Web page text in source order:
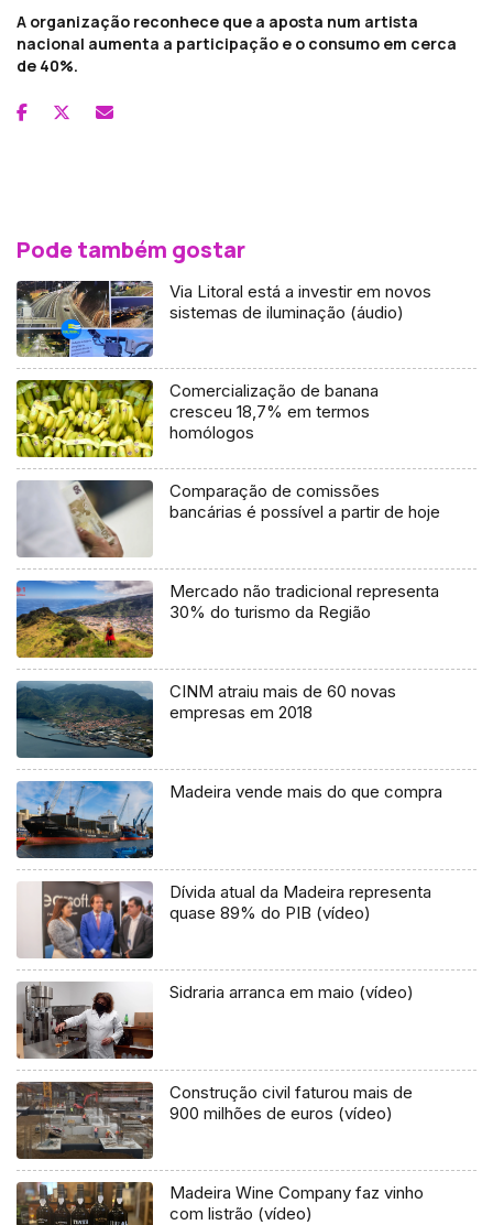
A organização reconhece que a aposta num artista
nacional aumenta a participação e o consumo em cerca
de 40%.
Pode também gostar
Via Litoral está a investir em novos
sistemas de iluminação (áudio)
Comercialização de banana
cresceu 18,7% em termos
homólogos
Comparação de comissões
bancárias é possível a partir de hoje
Mercado não tradicional representa
30% do turismo da Região
CINM atraiu mais de 60 novas
empresas em 2018
Madeira vende mais do que compra
Dívida atual da Madeira representa
quase 89% do PIB (vídeo)
Sidraria arranca em maio (vídeo)
Construção civil faturou mais de
900 milhões de euros (vídeo)
Madeira Wine Company faz vinho
com listrão (vídeo)